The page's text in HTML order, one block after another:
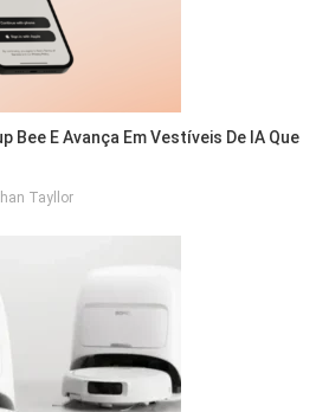
Bee E Avança Em Vestíveis De IA Que
Tayllor